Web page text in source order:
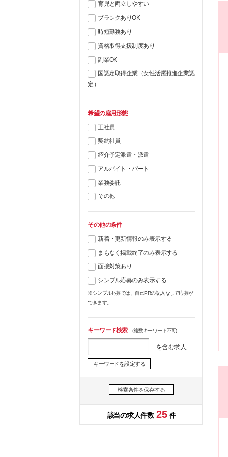
育児と両立しやすい
ブランクありOK
時短勤務あり
資格取得支援制度あり
副業OK
国認定取得企業（女性活躍推進企業認
定）
希望の雇用形態
正社員
契約社員
紹介予定派遣・派遣
アルバイト・パート
業務委託
その他
その他の条件
新着・更新情報のみ表示する
まもなく掲載終了のみ表示する
面接対策あり
シンプル応募のみ表示する
※シンプル応募では、自己PRの記入なしで応募が
できます。
キーワード検索(複数キーワード不可)
を含む求人
キーワードを設定する
検索条件を保存する
25